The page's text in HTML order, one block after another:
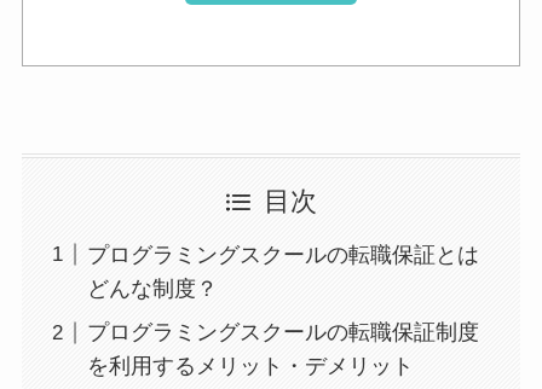
目次
プログラミングスクールの転職保証とは
どんな制度？
プログラミングスクールの転職保証制度
を利用するメリット・デメリット